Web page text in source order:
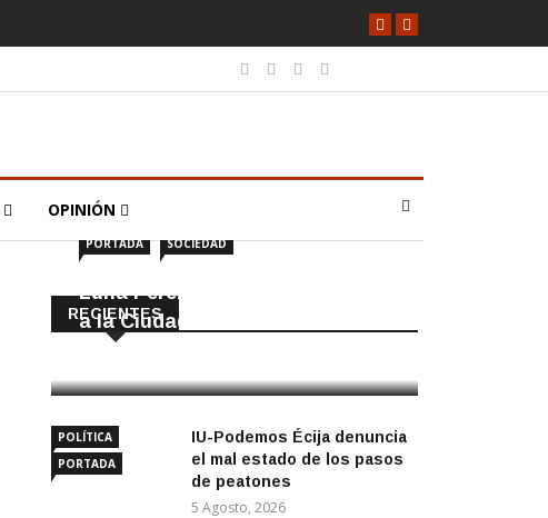
OPINIÓN
RECIENTES
PORTADA SOCIEDAD
Luna Pérez Flores viste de Feria
a la Ciudad de las Torres
POLÍTICA
PORTADA
IU-Podemos Écija denuncia
el mal estado de los pasos
de peatones
5 Agosto, 2026